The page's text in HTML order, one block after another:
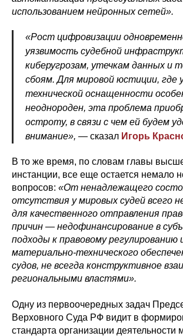
использованием нейронных сетей».
«Рост цифровизации
уязвимость судебной
киберугрозам, утечкам данных и
сбоям. Для мировой юстиции, где
технической оснащенности
неоднороден, эта проблема
остроту, в связи с чем ей будем
внимание», — сказал Игорь
В то же время, по словам главы
инстанции, все еще остается немало
вопросов: «От ненадлежащего
отсутствия у мировых судей всего
для качественного отправления
причин — недофинансирование в
подходы к правовому
материально-технического
судов, не всегда конструктивное
региональными властями».
Одну из первоочередных задач
Верховного Суда РФ видит в
стандарта организации деятельности